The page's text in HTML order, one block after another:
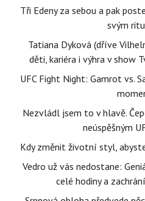
Tři Edeny za sebou a pak
svým
Tatiana Dyková (dříve
děti, kariéra i výhra v show
UFC Fight Night: Gamrot vs.
Nezvládl jsem to v hlavě.
neúspěšným
Kdy změnit životní styl,
Vedro už vás nedostane:
celé hodiny a